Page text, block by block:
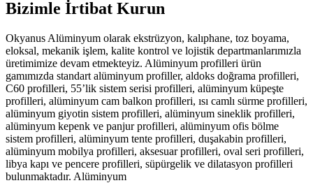
Bizimle İrtibat Kurun
Okyanus Alüminyum olarak ekstrüzyon, kalıphane, toz boyama,
eloksal, mekanik işlem, kalite kontrol ve lojistik departmanlarımızla
üretimimize devam etmekteyiz. Alüminyum profilleri ürün
gamımızda standart alüminyum profiller, aldoks doğrama profilleri,
C60 profilleri, 55’lik sistem serisi profilleri, alüminyum küpeşte
profilleri, alüminyum cam balkon profilleri, ısı camlı sürme profilleri,
alüminyum giyotin sistem profilleri, alüminyum sineklik profilleri,
alüminyum kepenk ve panjur profilleri, alüminyum ofis bölme
sistem profilleri, alüminyum tente profilleri, duşakabin profilleri,
alüminyum mobilya profilleri, aksesuar profilleri, oval seri profilleri,
libya kapı ve pencere profilleri, süpürgelik ve dilatasyon profilleri
bulunmaktadır. Alüminyum